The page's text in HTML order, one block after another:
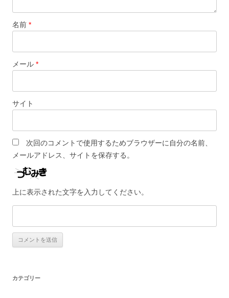
名前 *
メール *
サイト
次回のコメントで使用するためブラウザーに自分の名前、
メールアドレス、サイトを保存する。
上に表示された文字を入力してください。
カテゴリー